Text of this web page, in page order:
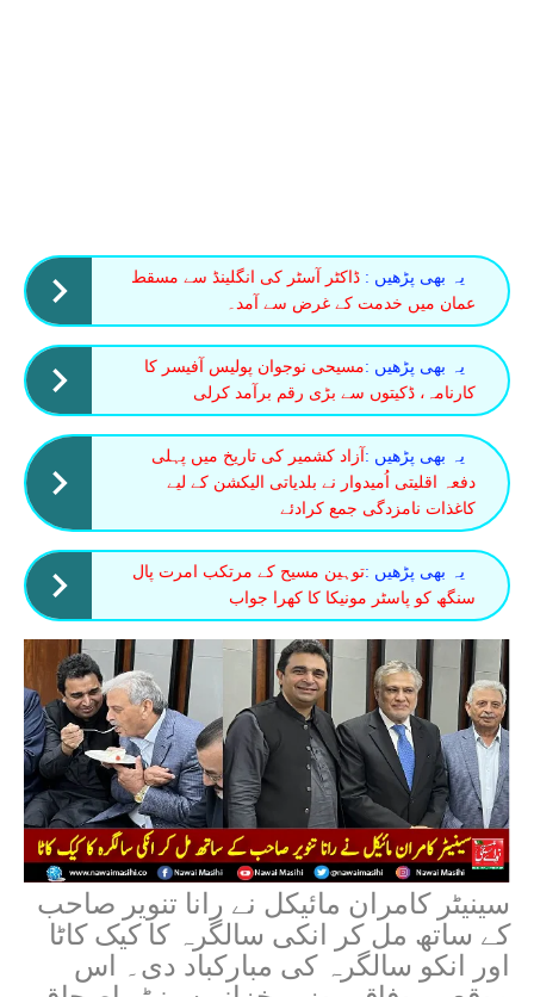
یہ بھی پڑھیں : ڈاکٹر آسٹر کی انگلینڈ سے مسقط
عمان میں خدمت کے غرض سے آمد۔
یہ بھی پڑھیں :مسیحی نوجوان پولیس آفیسر کا
کارنامہ، ڈکیتوں سے بڑی رقم برآمد کرلی
یہ بھی پڑھیں : آزاد کشمیر کی تاریخ میں پہلی
دفعہ اقلیتی اُمیدوار نے بلدیاتی الیکشن کے لیے
کاغذات نامزدگی جمع کرادئے
یہ بھی پڑھیں :توہین مسیح کے مرتکب امرت پال
سنگھ کو پاسٹر مونیکا کا کھرا جواب
سینیٹر کامران مائیکل نے رانا تنویر صاحب
کے ساتھ مل کر انکی سالگرہ کا کیک کاٹا
اور انکو سالگرہ کی مبارکباد دی۔
اس